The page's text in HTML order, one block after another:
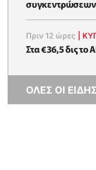
συγκεντρώσεων
Πριν 12 ώρες
Στα €36,5 δις το
ΟΛΕΣ ΟΙ